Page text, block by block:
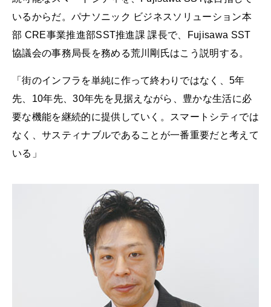
いるからだ。パナソニック ビジネスソリューション本
部 CRE事業推進部SST推進課 課長で、Fujisawa SST
協議会の事務局長を務める荒川剛氏はこう説明する。
「街のインフラを単純に作って終わりではなく、5年
先、10年先、30年先を見据えながら、豊かな生活に必
要な機能を継続的に提供していく。スマートシティでは
なく、サスティナブルであることが一番重要だと考えて
いる」